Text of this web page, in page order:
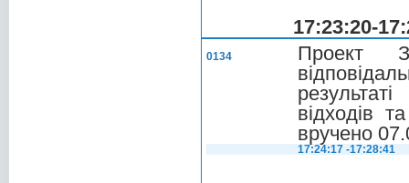
17:23:20-
0134
Проект
відходів
вручено
17:24:17 -17:28:41